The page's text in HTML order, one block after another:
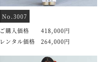
No.3007
ご購入価格 418,000円
レンタル価格 264,000円